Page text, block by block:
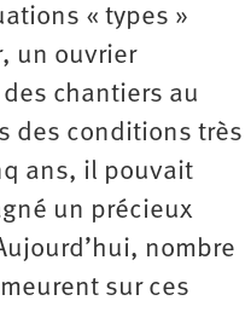
« types »
un ouvrier
chantiers au
des conditions très
ans, il pouvait
un précieux
nombre
sur ces